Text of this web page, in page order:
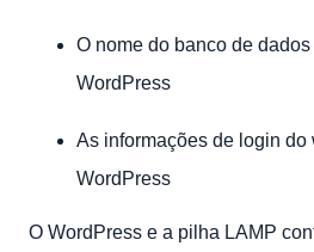
O nome do banco de
WordPress
As informações de login do
WordPress
O WordPress e a pilha LAMP